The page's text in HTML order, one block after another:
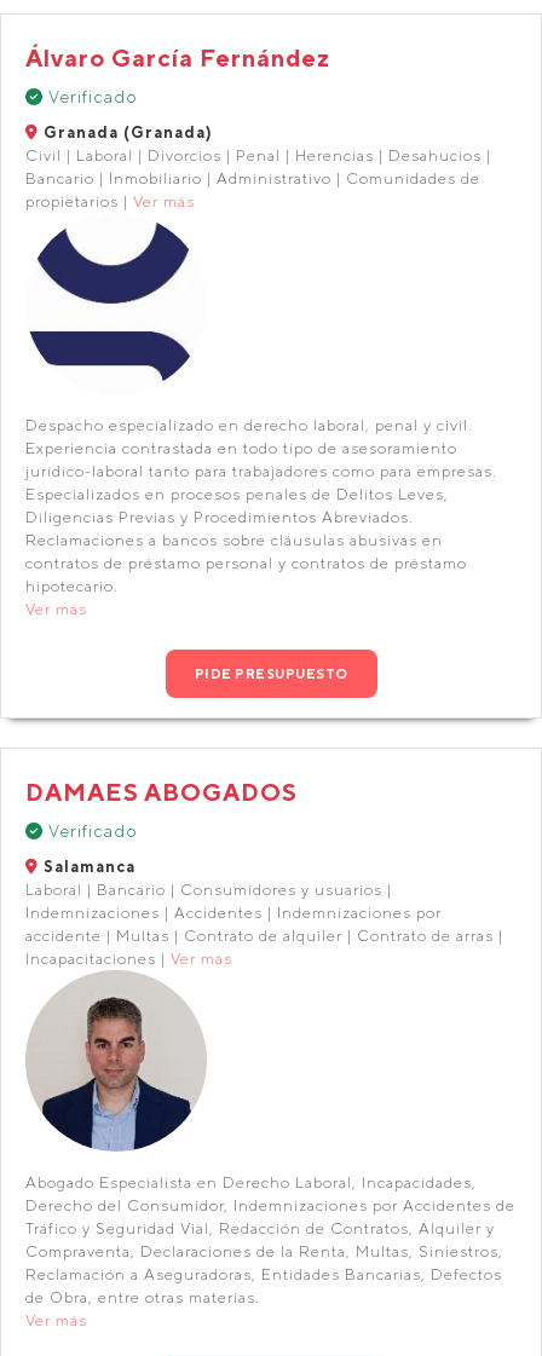
Álvaro García Fernández
Verificado
Granada (Granada)
Civil | Laboral | Divorcios | Penal | Herencias | Desahucios |
Bancario | Inmobiliario | Administrativo | Comunidades de
propietarios | Ver más
Despacho especializado en derecho laboral, penal y civil.
Experiencia contrastada en todo tipo de asesoramiento
jurídico-laboral tanto para trabajadores como para empresas.
Especializados en procesos penales de Delitos Leves,
Diligencias Previas y Procedimientos Abreviados.
Reclamaciones a bancos sobre cláusulas abusivas en
contratos de préstamo personal y contratos de préstamo
hipotecario.
Ver más
PIDE PRESUPUESTO
DAMAES ABOGADOS
Verificado
Salamanca
Laboral | Bancario | Consumidores y usuarios |
Indemnizaciones | Accidentes | Indemnizaciones por
accidente | Multas | Contrato de alquiler | Contrato de arras |
Incapacitaciones | Ver más
Abogado Especialista en Derecho Laboral, Incapacidades,
Derecho del Consumidor, Indemnizaciones por Accidentes de
Tráfico y Seguridad Vial, Redacción de Contratos, Alquiler y
Compraventa, Declaraciones de la Renta, Multas, Siniestros,
Reclamación a Aseguradoras, Entidades Bancarias, Defectos
de Obra, entre otras materias.
Ver más